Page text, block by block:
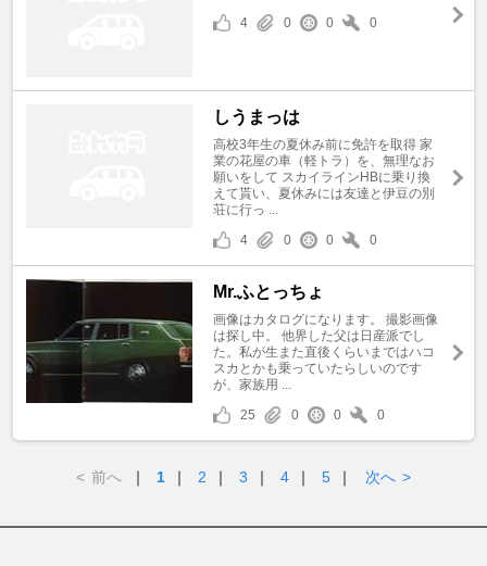
4
0 0 0
しうまっは
高校3年生の夏休み前に免許を取得 家
業の花屋の車（軽トラ）を、無理なお
願いをして スカイラインHBに乗り換
えて貰い、夏休みには友達と伊豆の別
荘に行っ ...
4
0 0 0
Mr.ふとっちょ
画像はカタログになります。 撮影画像
は探し中。 他界した父は日産派でし
た。私が生また直後くらいまではハコ
スカとかも乗っていたらしいのです
が、家族用 ...
25
0 0 0
< 前へ ｜ 1 ｜ 2 ｜ 3 ｜ 4 ｜ 5 ｜ 次へ >